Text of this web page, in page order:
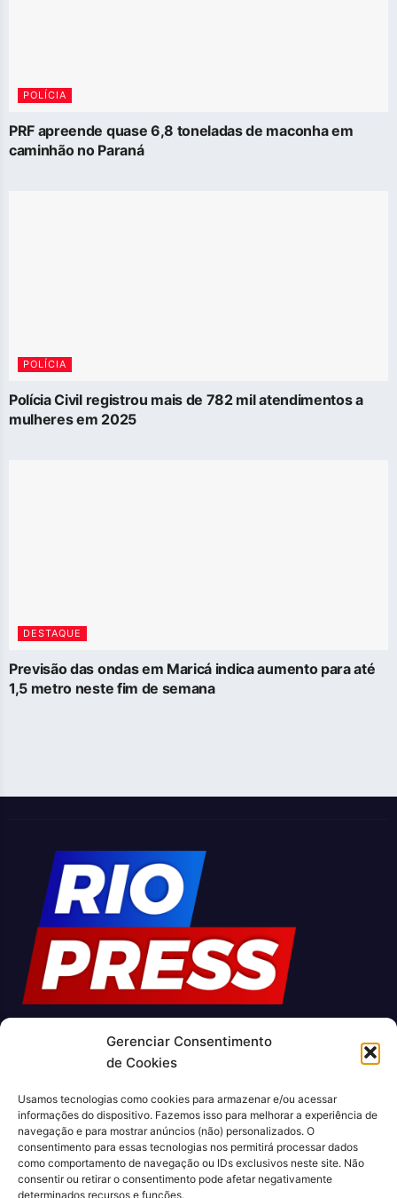
Gerenciar Consentimento
de Cookies
Usamos tecnologias como cookies para armazenar e/ou acessar
informações do dispositivo. Fazemos isso para melhorar a experiência de
navegação e para mostrar anúncios (não) personalizados. O
consentimento para essas tecnologias nos permitirá processar dados
como comportamento de navegação ou IDs exclusivos neste site. Não
consentir ou retirar o consentimento pode afetar negativamente
determinados recursos e funções.
POLÍCIA
PRF apreende quase 6,8 toneladas de maconha em
caminhão no Paraná
POLÍCIA
Polícia Civil registrou mais de 782 mil atendimentos a
mulheres em 2025
DESTAQUE
Previsão das ondas em Maricá indica aumento para até
1,5 metro neste fim de semana
O Jornal Rio Press é um portal de notícias e um jornal
impresso que cobre diversas notícias sobre a cidade do Rio
jornal é uma fonte confiável de informações sobre política,
economia, cultura, entre outros temas relevantes para a
população carioca. Além disso, o Jornal Rio Press oferece
conteúdo exclusivo em sua versão online, trazendo ainda
mais facilidade e comodidade para seus leitores.